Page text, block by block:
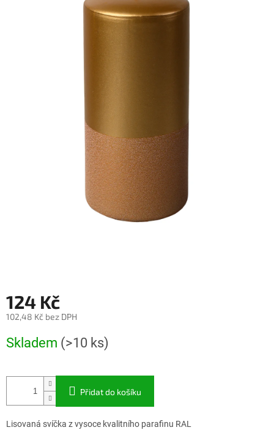
124 Kč
102,48 Kč bez DPH
cena:
Skladem (>10 ks)
Přidat do košíku
Lisovaná svíčka z vysoce kvalitního parafinu RAL